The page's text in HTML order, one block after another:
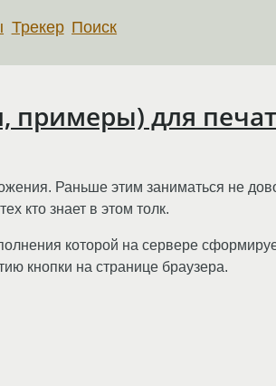
Трекер Поиск
примеры) для
Раньше этим заниматься не
кто знает в этом толк.
которой на сервере
кнопки на странице браузера.